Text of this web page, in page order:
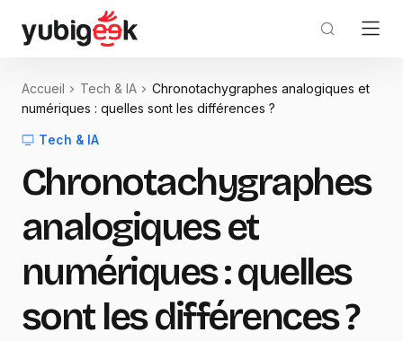
Accueil Tech & IA
Chronotachygraphes analogiques et
numériques : quelles sont les différences ?
Tech & IA
Chronotachygraphes
analogiques et
numériques : quelles
sont les différences ?